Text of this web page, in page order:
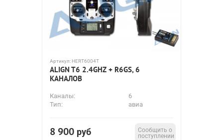
Артикул: HERT6004T
ALIGN T6 2.4GHZ + R6GS, 6
КАНАЛОВ
Каналы:
6
Тип:
авиа
8 900 руб
Сообщить о
поступлении